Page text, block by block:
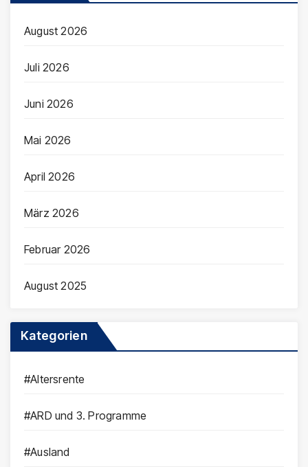
August 2026
Juli 2026
Juni 2026
Mai 2026
April 2026
März 2026
Februar 2026
August 2025
Kategorien
#Altersrente
#ARD und 3. Programme
#Ausland